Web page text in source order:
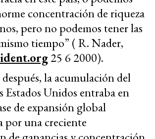
concentración de riqueza
pero no podemos tener las
tiempo” ( R. Nader,
25 6 2000).
después, la acumulación del
Estados Unidos entraba en
de expansión global
por una creciente